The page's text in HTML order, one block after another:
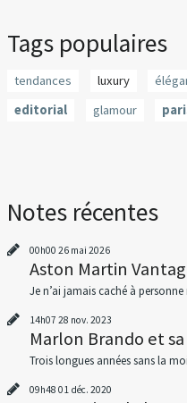
Tags populaires
tendances luxury
editorial
glamour
Notes récentes
00h00 26 mai 2026
Aston Martin
Je n’ai jamais caché à
14h07 28 nov. 2023
Marlon Brando et
Trois longues années sans la
09h48 01 déc. 2020